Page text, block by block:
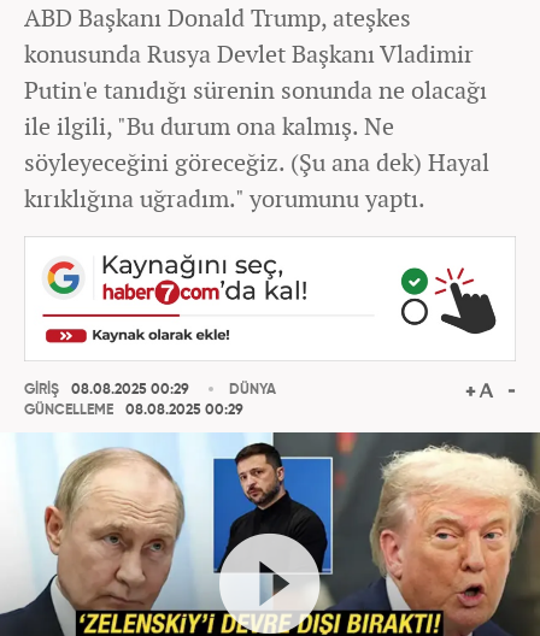
ABD Başkanı Donald Trump, ateşkes
konusunda Rusya Devlet Başkanı Vladimir
Putin'e tanıdığı sürenin sonunda ne olacağı
ile ilgili, "Bu durum ona kalmış. Ne
söyleyeceğini göreceğiz. (Şu ana dek) Hayal
kırıklığına uğradım." yorumunu yaptı.
GİRİŞ
08.08.2025 00:29
GÜNCELLEME
08.08.2025 00:29
DÜNYA